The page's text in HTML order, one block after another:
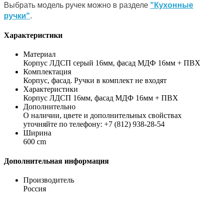
Выбрать модель ручек можно в разделе "Кухонные
ручки".
Характеристики
Материал
Корпус ЛДСП серый 16мм, фасад МДФ 16мм + ПВХ
Комплектация
Корпус, фасад. Ручки в комплект не входят
Характеристики
Корпус ЛДСП 16мм, фасад МДФ 16мм + ПВХ
Дополнительно
О наличии, цвете и дополнительных свойствах
уточняйте по телефону: +7 (812) 938-28-54
Ширина
600 cm
Дополнительная информация
Производитель
Россия